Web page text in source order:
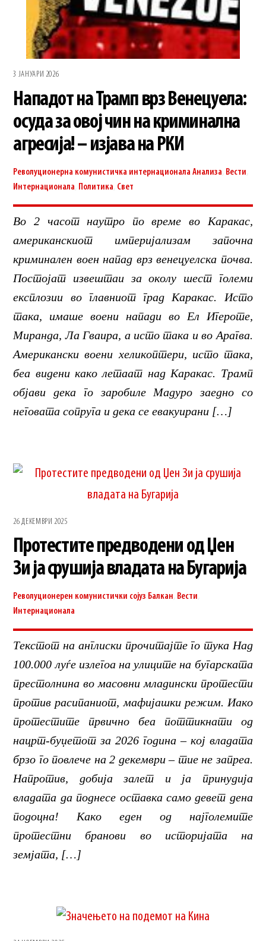
3 ЈАНУАРИ 2026
Нападот на Трамп врз Венецуела:
осуда за овој чин на криминална
агресија! – изјава на РКИ
Револуционерна комунистичка интернационала Анализа Вести
Интернационала
Политика Свет
Во 2 часот наутро по време во Каракас,
американскиот империјализам започна
криминален воен напад врз венецуелска почва.
Постојат извештаи за околу шест големи
експлозии во главниот град Каракас. Исто
така, имаше воени напади во Ел Игероте,
Миранда, Ла Гваира, а исто така и во Арагва.
Американски воени хеликоптери, исто така,
беа видени како летаат над Каракас. Трамп
објави дека го заробиле Мадуро заедно со
неговата сопруга и дека се евакуирани […]
26 ДЕКЕМВРИ 2025
Протестите предводени од Џен
Зи ја срушија владата на Бугарија
Револуционерен комунистички сојуз Балкан Вести
Интернационала
Текстот на англиски прочитајте го тука Над
100.000 луѓе излегоа на улиците на бугарската
престолнина во масовни младински протести
против расипаниот, мафијашки режим. Иако
протестите првично беа поттикнати од
нацрт-буџетот за 2026 година – кој владата
брзо го повлече на 2 декември – тие не запреа.
Напротив, добија залет и ја принудија
владата да поднесе оставка само девет дена
подоцна! Како еден од најголемите
протестни бранови во историјата на
земјата, […]